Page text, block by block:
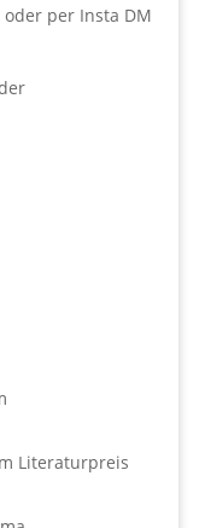
oder per Insta DM
Literaturpreis